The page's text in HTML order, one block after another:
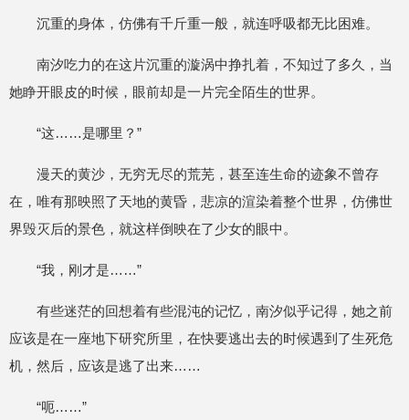
沉重的身体，仿佛有千斤重一般，就连呼吸都无比困难。
南汐吃力的在这片沉重的漩涡中挣扎着，不知过了多久，当
她睁开眼皮的时候，眼前却是一片完全陌生的世界。
“这……是哪里？”
漫天的黄沙，无穷无尽的荒芜，甚至连生命的迹象不曾存
在，唯有那映照了天地的黄昏，悲凉的渲染着整个世界，仿佛世
界毁灭后的景色，就这样倒映在了少女的眼中。
“我，刚才是……”
有些迷茫的回想着有些混沌的记忆，南汐似乎记得，她之前
应该是在一座地下研究所里，在快要逃出去的时候遇到了生死危
机，然后，应该是逃了出来……
“呃……”